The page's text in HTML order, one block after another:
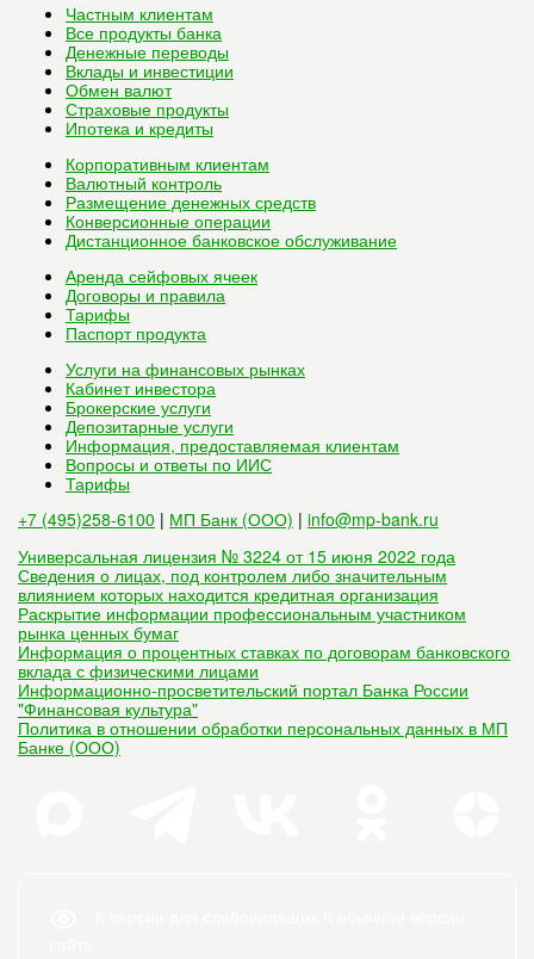
Частным клиентам
Все продукты банка
Денежные переводы
Вклады и инвестиции
Обмен валют
Страховые продукты
Ипотека и кредиты
Корпоративным клиентам
Валютный контроль
Размещение денежных средств
Конверсионные операции
Дистанционное банковское обслуживание
Аренда сейфовых ячеек
Договоры и правила
Тарифы
Паспорт продукта
Услуги на финансовых рынках
Кабинет инвестора
Брокерские услуги
Депозитарные услуги
Информация, предоставляемая клиентам
Вопросы и ответы по ИИС
Тарифы
+7 (495)258-6100 | МП Банк (ООО) | info@mp-bank.ru
Универсальная лицензия № 3224 от 15 июня 2022 года
Сведения о лицах, под контролем либо значительным
влиянием которых находится кредитная организация
Раскрытие информации профессиональным участником
рынка ценных бумаг
Информация о процентных ставках по договорам банковского
вклада с физическими лицами
Информационно-просветительский портал Банка России
"Финансовая культура"
Политика в отношении обработки персональных данных в МП
Банке (ООО)